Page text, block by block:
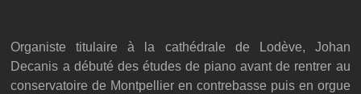
Organiste titulaire à la cathédrale de Lodève, Johan
Decanis a débuté des études de piano avant de rentrer au
conservatoire de Montpellier en contrebasse puis en orgue